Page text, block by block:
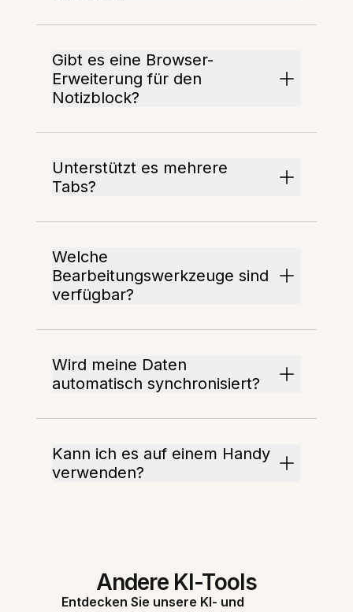
Gibt es eine Browser-
Erweiterung für den
Notizblock?
Unterstützt es mehrere
Tabs?
Welche
Bearbeitungswerkzeuge sind
verfügbar?
Wird meine Daten
automatisch synchronisiert?
Kann ich es auf einem Handy
verwenden?
Andere KI-Tools
Entdecken Sie unsere KI- und